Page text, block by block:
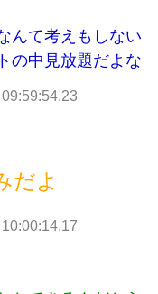
んて考えもしない
の中見放題だよな
だよ